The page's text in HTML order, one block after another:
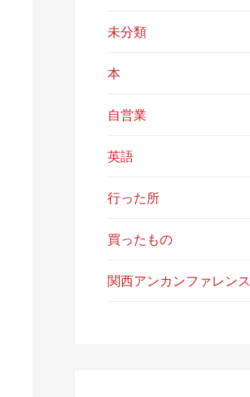
未分類
本
自営業
英語
行った所
買ったもの
関西アンカンファレンス